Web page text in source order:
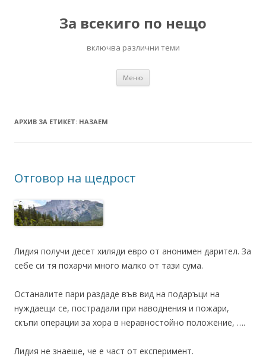
За всекиго по нещо
включва различни теми
Меню
АРХИВ ЗА ЕТИКЕТ: НАЗАЕМ
Отговор на щедрост
Лидия получи десет хиляди евро от анонимен дарител. За
себе си тя похарчи много малко от тази сума.
Останалите пари раздаде във вид на подаръци на
нуждаещи се, пострадали при наводнения и пожари,
скъпи операции за хора в неравностойно положение, ….
Лидия не знаеше, че е част от експеримент.